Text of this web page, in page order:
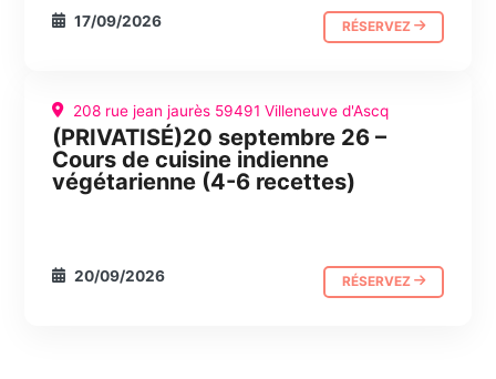
17/09/2026 RÉSERVEZ
CUISINE JOURNÉE ABC
208 rue jean jaurès 59491 Villeneuve d'Ascq
(PRIVATISÉ)20 septembre 26 –
Cours de cuisine indienne
végétarienne (4-6 recettes)
20/09/2026 RÉSERVEZ